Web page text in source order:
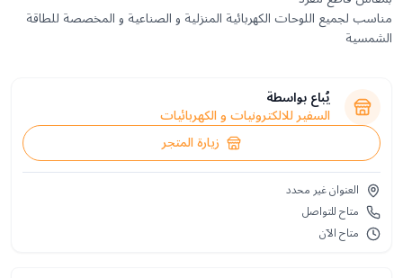
مناسب لجميع اللوحات الكهربائية المنزلية و الصناعية و المخصصة للطاقة
الشمسية
يُباع بواسطة
السفير للالكترونيات و الكهربائيات
زيارة المتجر
العنوان غير محدد
متاح للتواصل
متاح الآن